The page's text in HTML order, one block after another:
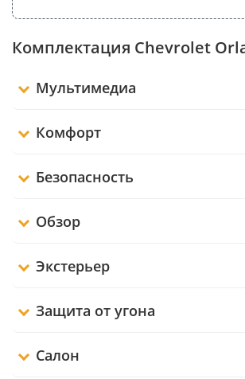
Комплектация Chevrolet
Мультимедиа
Комфорт
Безопасность
Обзор
Экстерьер
Защита от угона
Салон